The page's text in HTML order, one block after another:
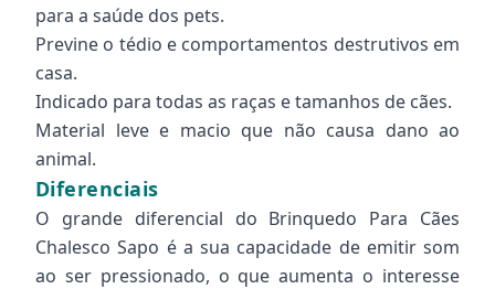
para a saúde dos pets.
Previne o tédio e comportamentos destrutivos em
casa.
Indicado para todas as raças e tamanhos de cães.
Material leve e macio que não causa dano ao
animal.
Diferenciais
O grande diferencial do Brinquedo Para Cães
Chalesco Sapo é a sua capacidade de emitir som
ao ser pressionado, o que aumenta o interesse